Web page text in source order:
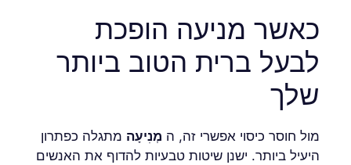
כאשר מניעה הופכת
לבעל ברית הטוב ביותר
שלך
מול חוסר כיסוי אפשרי זה, ה מְנִיעָה מתגלה כפתרון
היעיל ביותר. ישנן שיטות טבעיות להדוף את האנשים